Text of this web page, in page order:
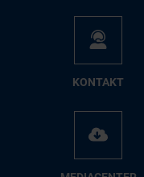
KON­TAKT